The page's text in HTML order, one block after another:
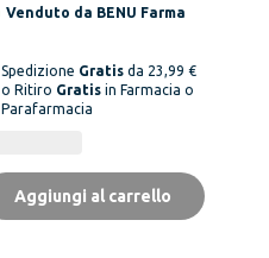
Venduto da BENU Farma
Spedizione Gratis da 23,99 €
o Ritiro Gratis in Farmacia o
Parafarmacia
Aggiungi al carrello